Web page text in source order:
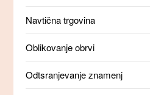
Navtična trgovina
Oblikovanje obrvi
Odtsranjevanje znamenj